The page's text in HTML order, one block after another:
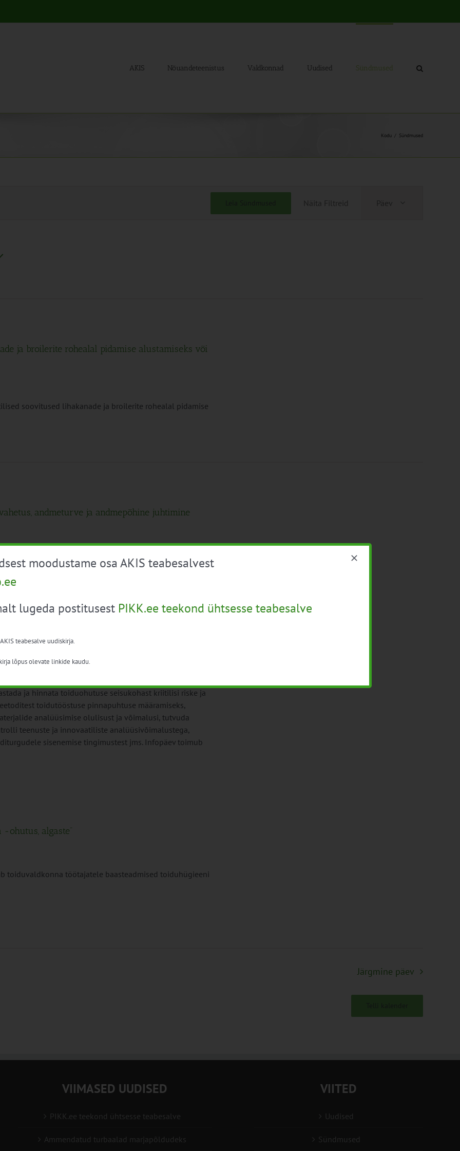
AKIS Nõuandeteenistus Valdkonnad Uudised Sündmused
Kodu Sündmused
Näita Filtreid
Views
Päev
ja broilerite rohealal pidamise alustamiseks või
soovitused lihakanade ja broilerite rohealal pidamise
andmeturve ja andmepõhine juhtimine
kutsub osalema infopäeval: Andmevahetus,
[...]
ja hinnata toiduohutuse seisukohast kriitilisi riske ja
toidutööstuse pinnapuhtuse määramiseks,
analüüsimise olulisust ja võimalusi, tutvuda
teenuste ja innovaatiliste analüüsivõimalustega,
sisenemise tingimustest jms. Infopäev toimub
-ohutus, algaste”
toiduvaldkonna töötajatele baasteadmised toiduhügieeni
Järgmine päev
VIIMASED UUDISED
PIKK.ee teekond ühtsesse teabesalve
Ammendatud turbaalad marjapõldudeks
VIITED
Uudised
Sündmused
moodustame osa AKIS teabesalvest
lugeda postitusest PIKK.ee teekond ühtsesse teabesalve
teabesalve uudiskirja.
lõpus olevate linkide kaudu.